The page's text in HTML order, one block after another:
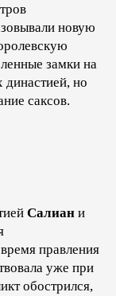
новую
замки на
но
саксов.
Салиан и
правления
уже при
обострился,